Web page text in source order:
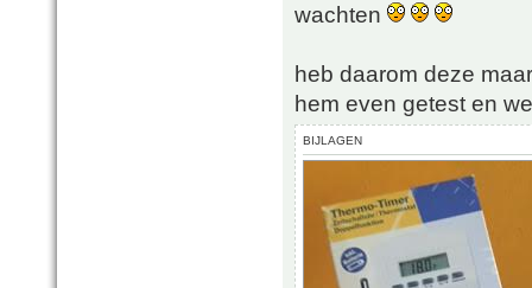
wachten
heb daarom deze
hem even getest en
BIJLAGEN